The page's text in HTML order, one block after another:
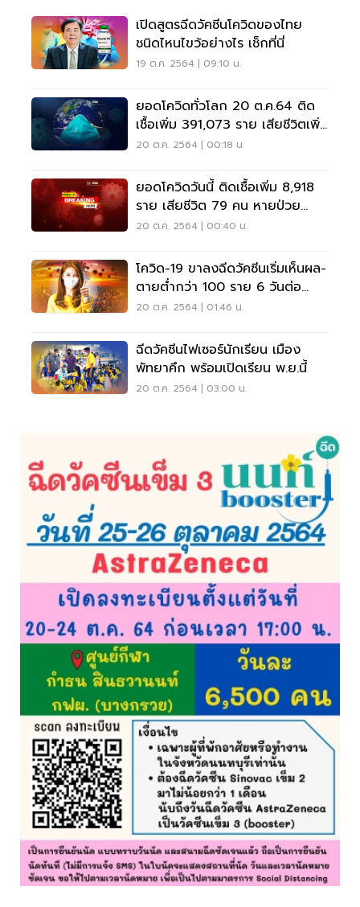
เปิดสูตรฉีดวัคซีนโควิดของไทย
ชนิดไหนไขว้อย่างไร เช็กที่นี่
19 ต.ค. 2564 | 09:10 น.
ยอดโควิดทั่วโลก 20 ต.ค.64 ติด
เชื้อเพิ่ม 391,073 ราย เสียชีวิตเพิ่ม
6,714 ราย
20 ต.ค. 2564 | 00:18 น.
ยอดโควิดวันนี้ ติดเชื้อเพิ่ม 8,918
ราย เสียชีวิต 79 คน หายป่วย
10,878 ราย
20 ต.ค. 2564 | 00:40 น.
โควิด-19 ขาลงฉีดวัคซีนเริ่มเห็นผล-
ตายต่ำกว่า 100 ราย 6 วันต่อ
เนื่อง
20 ต.ค. 2564 | 01:46 น.
ฉีดวัคซีนไฟเซอร์นักเรียน เมือง
พัทยาคึก พร้อมเปิดเรียน พ.ย.นี้
20 ต.ค. 2564 | 03:00 น.